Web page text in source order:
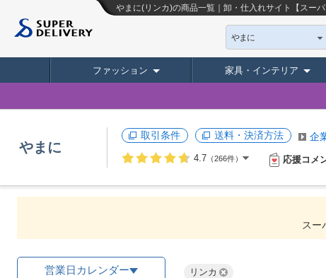
やまに(リンカ)の商品一覧｜卸・仕入れサイト【スーパ
やまに
ファッション 家具・インテリア
やまに
取引条件 送料・決済方法 企
4.7（266件） 応援コメ
スー
営業日カレンダー リンカ